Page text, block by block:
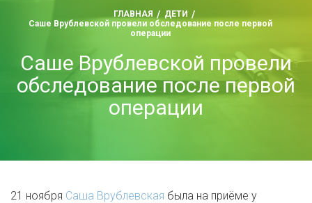
ГЛАВНАЯ
ДЕТИ
Саше Врублевской провели обследование после первой
операции
Саше Врублевской провели
обследование после первой
операции
21 ноября Саша Врублевская была на приёме у